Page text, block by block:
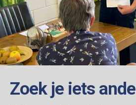
Zoek je iets